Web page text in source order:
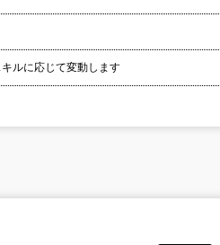
ルに応じて変動します